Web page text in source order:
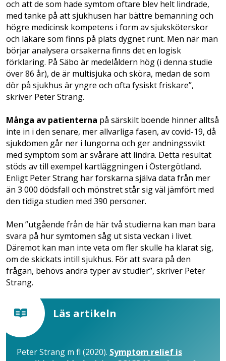
och att de som hade symtom oftare blev helt lindrade,
med tanke på att sjukhusen har bättre bemanning och
högre medicinsk kompetens i form av sjuksköterskor
och läkare som finns på plats dygnet runt. Men när man
börjar analysera orsakerna finns det en logisk
förklaring. På Säbo är medelåldern hög (i denna studie
över 86 år), de är multisjuka och sköra, medan de som
dör på sjukhus är yngre och ofta fysiskt friskare”,
skriver Peter Strang.
Många av patienterna på särskilt boende hinner alltså
inte in i den senare, mer allvarliga fasen, av covid-19, då
sjukdomen går ner i lungorna och ger andningssvikt
med symptom som är svårare att lindra. Detta resultat
stöds av till exempel kartläggningen i Östergötland.
Enligt Peter Strang har forskarna själva data från mer
än 3 000 dödsfall och mönstret står sig väl jämfört med
den tidiga studien med 390 personer.
Men ”utgående från de här två studierna kan man bara
svara på hur symtomen såg ut sista veckan i livet.
Däremot kan man inte veta om fler skulle ha klarat sig,
om de skickats intill sjukhus. För att svara på den
frågan, behövs andra typer av studier”, skriver Peter
Strang.
Läs artikeln
Peter Strang m fl (2020). Symptom relief is